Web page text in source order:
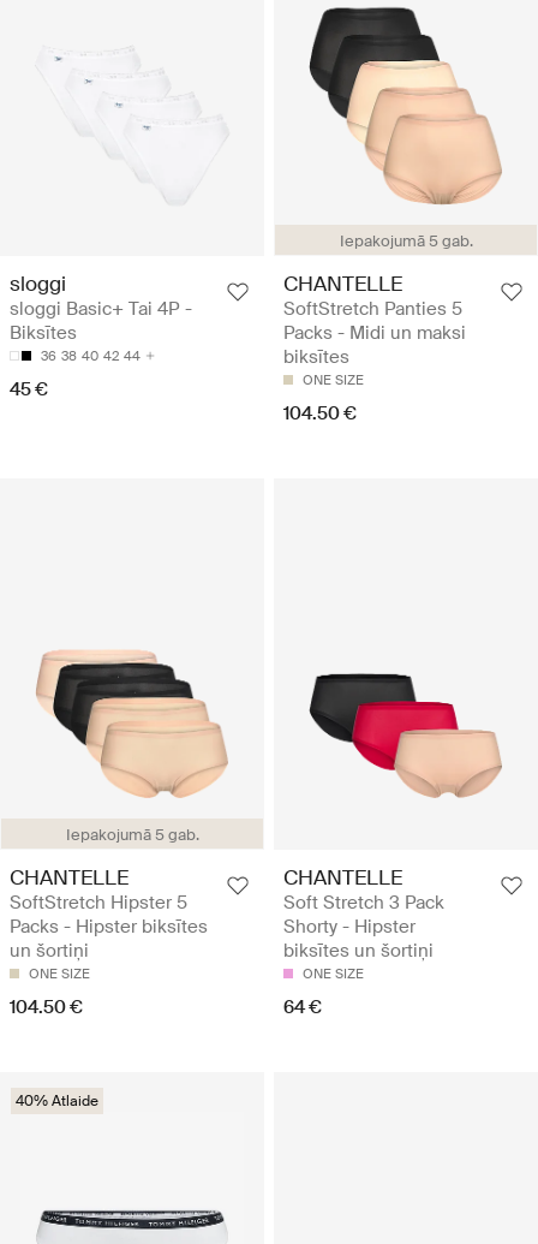
sloggi
sloggi Basic+ Tai 4P -
Biksītes
36 38 40 42 44
45 €
Iepakojumā 5 gab.
CHANTELLE
SoftStretch Panties 5
Packs - Midi un maksi
biksītes
ONE SIZE
104.50 €
Iepakojumā 5 gab.
CHANTELLE
SoftStretch Hipster 5
Packs - Hipster biksītes
un šortiņi
ONE SIZE
104.50 €
CHANTELLE
Soft Stretch 3 Pack
Shorty - Hipster
biksītes un šortiņi
ONE SIZE
64 €
40% Atlaide